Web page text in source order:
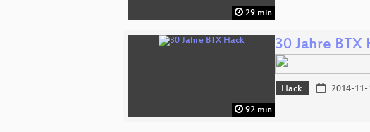
29 min
92 min
30 Jahre BTX
Hack 2014-11-